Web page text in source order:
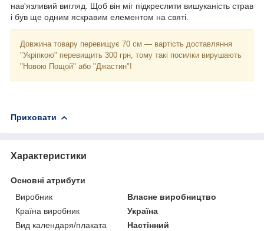
нав'язливий вигляд. Щоб він міг підкреслити вишуканість страв
і був ще одним яскравим елементом на святі.
Довжина товару перевищує 70 см — вартість доставляння
"Укріпкою" перевищить 300 грн, тому такі посилки вирушають
"Новою Пощой" або "Джастин"!
Приховати
Характеристики
Основні атрибути
Виробник
Власне виробництво
Країна виробник
Україна
Вид календаря/плаката
Настінний